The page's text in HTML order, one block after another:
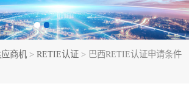
商机 > RETIE认证 > 巴西RETIE认证申请条件
巴西NR认证
RETIE认证